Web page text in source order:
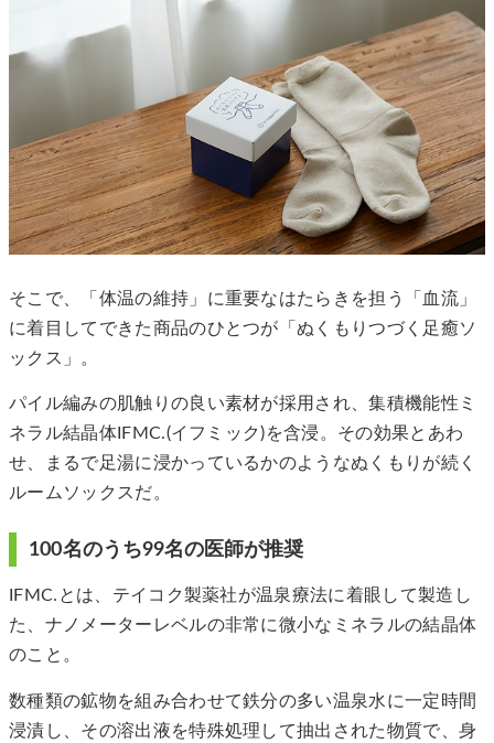
そこで、「体温の維持」に重要なはたらきを担う「血流」
に着目してできた商品のひとつが「ぬくもりつづく足癒ソ
ックス」。
パイル編みの肌触りの良い素材が採用され、集積機能性ミ
ネラル結晶体IFMC.(イフミック)を含浸。その効果とあわ
せ、まるで足湯に浸かっているかのようなぬくもりが続く
ルームソックスだ。
100名のうち99名の医師が推奨
IFMC.とは、テイコク製薬社が温泉療法に着眼して製造し
た、ナノメーターレベルの非常に微小なミネラルの結晶体
のこと。
数種類の鉱物を組み合わせて鉄分の多い温泉水に一定時間
浸漬し、その溶出液を特殊処理して抽出された物質で、身